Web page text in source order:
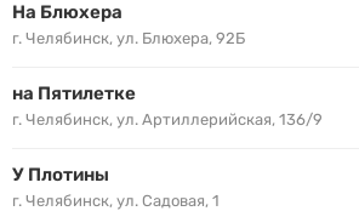
На Блюхера
г. Челябинск, ул. Блюхера, 92Б
на Пятилетке
г. Челябинск, ул. Артиллерийская, 136/9
У Плотины
г. Челябинск, ул. Садовая, 1